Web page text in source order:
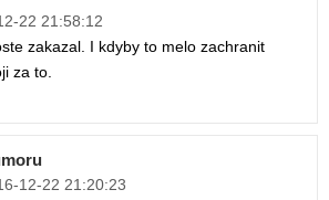
22 21:58:12
zakazal. I kdyby to melo zachranit
za to.
12-22 21:20:23